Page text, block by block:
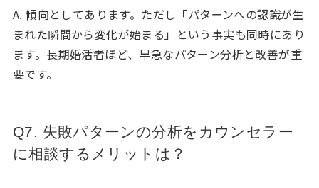
A. 傾向としてあります。ただし「パターンへの認識が生
まれた瞬間から変化が始まる」という事実も同時にあり
ます。長期婚活者ほど、早急なパターン分析と改善が重
要です。
Q7. 失敗パターンの分析をカウンセラー
に相談するメリットは？